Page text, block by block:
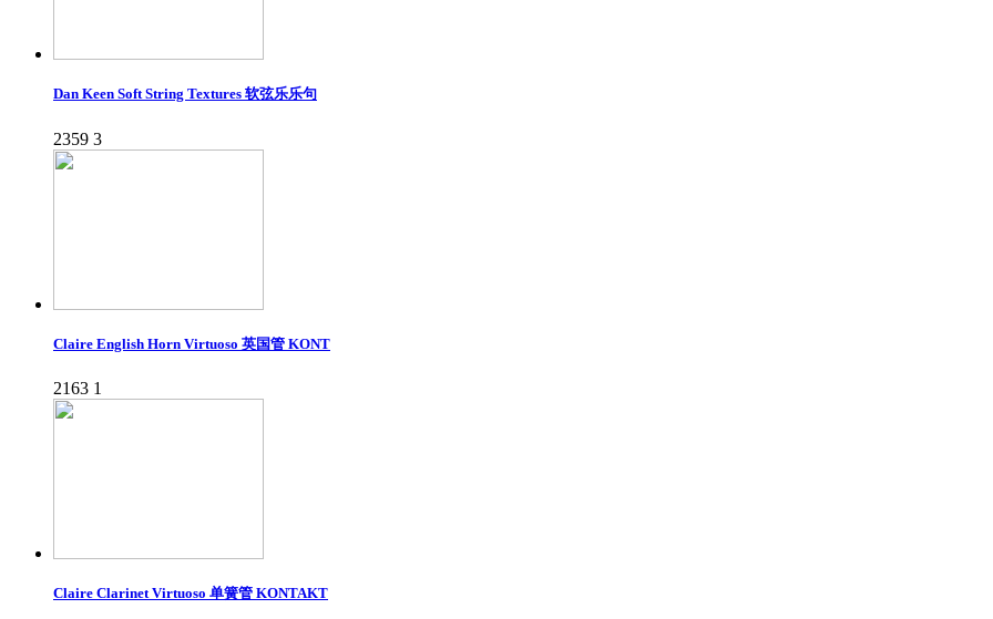
Dan Keen Soft String Textures 软弦乐乐句
2359 3
Claire English Horn Virtuoso 英国管 KONT
2163 1
Claire Clarinet Virtuoso 单簧管 KONTAKT